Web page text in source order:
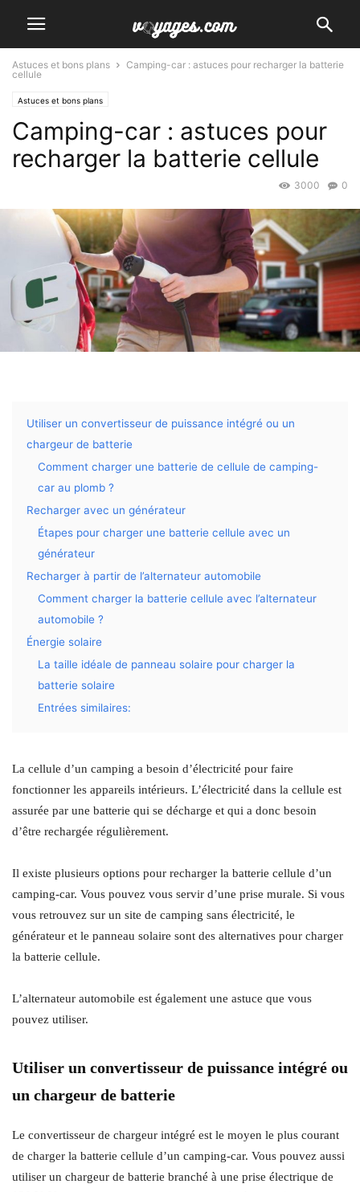
Astuces et bons plans
Camping-car : astuces pour recharger la batterie
cellule
Astuces et bons plans
Camping-car : astuces pour
recharger la batterie cellule
0
3000
Utiliser un convertisseur de puissance intégré ou un
chargeur de batterie
Comment charger une batterie de cellule de camping-
car au plomb ?
Recharger avec un générateur
Étapes pour charger une batterie cellule avec un
générateur
Recharger à partir de l’alternateur automobile
Comment charger la batterie cellule avec l’alternateur
automobile ?
Énergie solaire
La taille idéale de panneau solaire pour charger la
batterie solaire
Entrées similaires:
La cellule d’un camping a besoin d’électricité pour faire
fonctionner les appareils intérieurs. L’électricité dans la cellule est
assurée par une batterie qui se décharge et qui a donc besoin
d’être rechargée régulièrement.
Il existe plusieurs options pour recharger la batterie cellule d’un
camping-car. Vous pouvez vous servir d’une prise murale. Si vous
vous retrouvez sur un site de camping sans électricité, le
générateur et le panneau solaire sont des alternatives pour charger
la batterie cellule.
L’alternateur automobile est également une astuce que vous
pouvez utiliser.
Utiliser un convertisseur de puissance intégré ou
un chargeur de batterie
Le convertisseur de chargeur intégré est le moyen le plus courant
de charger la batterie cellule d’un camping-car. Vous pouvez aussi
utiliser un chargeur de batterie branché à une prise électrique de